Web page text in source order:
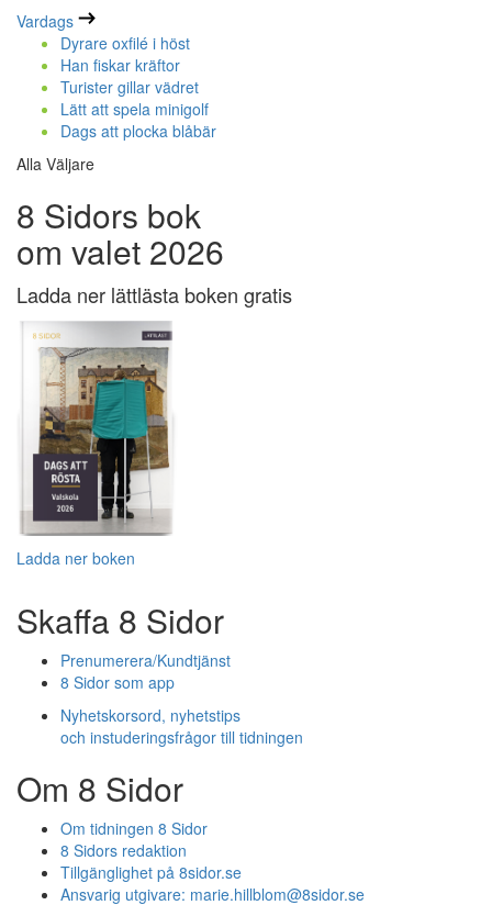
Vardags
Dyrare oxfilé i höst
Han fiskar kräftor
Turister gillar vädret
Lätt att spela minigolf
Dags att plocka blåbär
Alla Väljare
8 Sidors bok
om valet 2026
Ladda ner lättlästa boken gratis
Ladda ner boken
Skaffa 8 Sidor
Prenumerera/Kundtjänst
8 Sidor som app
Nyhetskorsord, nyhetstips
och instuderingsfrågor till tidningen
Om 8 Sidor
Om tidningen 8 Sidor
8 Sidors redaktion
Tillgänglighet på 8sidor.se
Ansvarig utgivare: marie.hillblom@8sidor.se